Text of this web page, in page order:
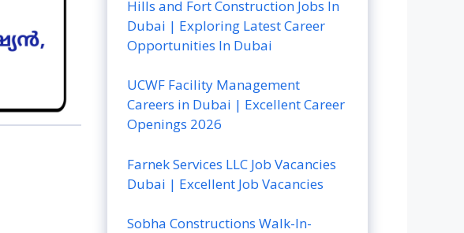
Hills and Fort Construction Jobs In
Dubai | Exploring Latest Career
Opportunities In Dubai
UCWF Facility Management
Careers in Dubai | Excellent Career
Openings 2026
Farnek Services LLC Job Vacancies
Dubai | Excellent Job Vacancies
Sobha Constructions Walk-In-